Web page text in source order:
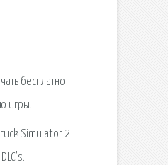
бесплатно
игры.
Simulator 2